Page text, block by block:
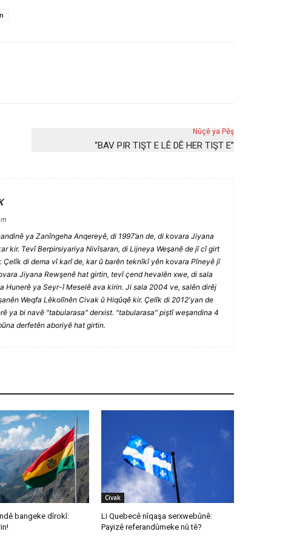
Nûçê ya Pêş
“BAV PIR TIŞT E LÊ DÊ HER TIŞT E”
ya Zanîngeha Anqereyê, di 1997’an de, di kovara Jiyana
kir. Tevî Berpirsiyariya Nivîsaran, di Lijneya Weşanê de jî cî girt
Çelîk di dema vî karî de, kar û barên teknîkî yên kovara Pîneyê jî
Jiyana Rewşenê hat girtin, tevî çend hevalên xwe, di sala
Hunerê ya Seyr-î Meselê ava kirin. Ji sala 2004 ve, salên dirêj
Weqfa Lêkolînên Civak û Hiqûqê kir. Çelîk di 2012'yan de
ya bi navê "tabularasa" derxist. "tabularasa" piştî weşandina 4
derfetên aboriyê hat girtin.
bangeke dîrokî:
Civak
Li Quebecê nîqaşa serxwebûnê:
Payizê referandûmeke nû tê?